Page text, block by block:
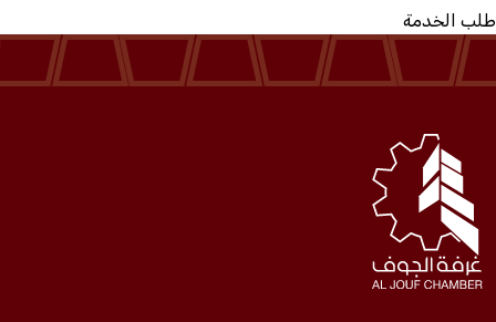
الخدمات
المركز الإعلامي
فعاليات الغرفة
فعاليات الجوف
طلب الخدمة